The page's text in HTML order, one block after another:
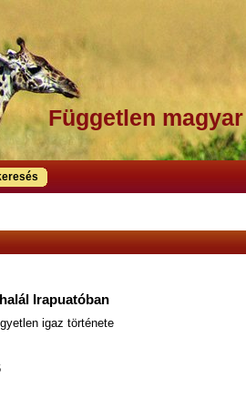
Független
Irapuatóban
igaz története